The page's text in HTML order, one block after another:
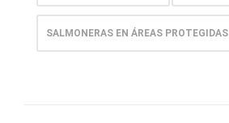
SALMONERAS EN ÁREAS PROTEGIDAS